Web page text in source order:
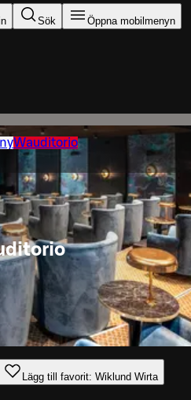
Sök Öppna mobilmenyn
Wauditorio
Lägg till favorit: Wiklund Wirta